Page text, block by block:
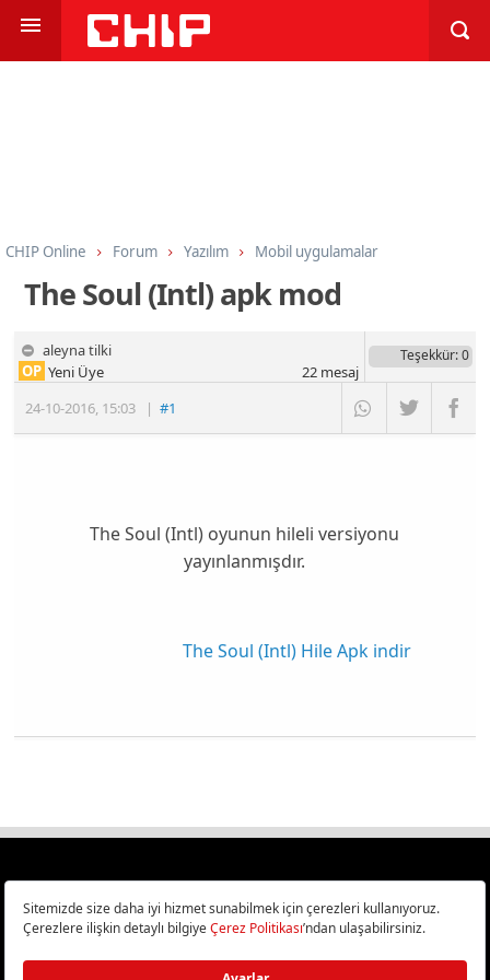
CHIP Online Forum Yazılım Mobil uygulamalar
The Soul (Intl) apk mod
aleyna tilki
24-10-2016, 15:03 |#1
OP Yeni Üye
Teşekkür: 0
22mesaj
The Soul (Intl) oyunun hileli versiyonu
yayınlanmışdır.
The Soul (Intl) Hile Apk indir
Türkiye
Bilişim ve Teknoloji Haberleri CHIP Online’da!